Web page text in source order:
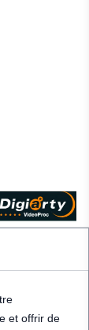
et offrir de